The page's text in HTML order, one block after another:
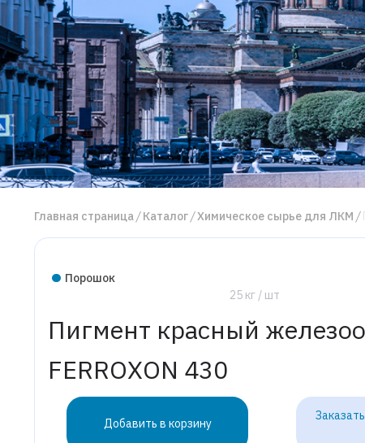
Главная страница Каталог Химическое сырье для ЛКМ
Порошок
25 кг / шт
Пигмент красный
FERROXON 430
Добавить в корзину